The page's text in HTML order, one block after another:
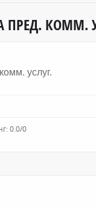
ПРЕД. КОММ.
услуг.
: 0.0/0